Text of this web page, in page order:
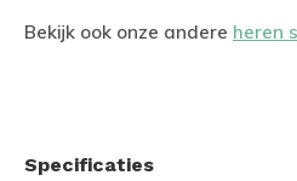
Bekijk ook onze andere heren
Specificaties